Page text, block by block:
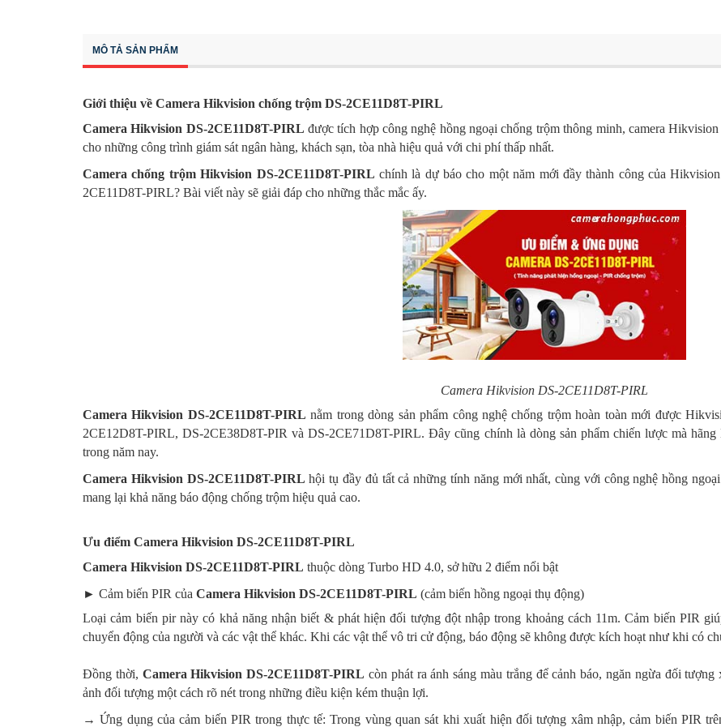
MÔ TẢ SẢN PHẨM
Giới thiệu về Camera Hikvision chống trộm DS-2CE11D8T-PIRL
Camera Hikvision DS-2CE11D8T-PIRL được tích hợp công nghệ hồng ngoại chống trộm thông minh, camera
cho những công trình giám sát ngân hàng, khách sạn, tòa nhà hiệu quả với chi phí thấp nhất.
Camera chống trộm Hikvision DS-2CE11D8T-PIRL chính là dự báo cho một năm mới đầy thành công của
2CE11D8T-PIRL? Bài viết này sẽ giải đáp cho những thắc mắc ấy.
Camera Hikvision DS-2CE11D8T-PIRL
Camera Hikvision DS-2CE11D8T-PIRL nằm trong dòng sản phẩm công nghệ chống trộm hoàn toàn mới được
2CE12D8T-PIRL, DS-2CE38D8T-PIR và DS-2CE71D8T-PIRL. Đây cũng chính là dòng sản phẩm chiến lược mà
trong năm nay.
Camera Hikvision DS-2CE11D8T-PIRL hội tụ đầy đủ tất cả những tính năng mới nhất, cùng với công nghệ hồng
mang lại khả năng báo động chống trộm hiệu quả cao.
Ưu điểm Camera Hikvision DS-2CE11D8T-PIRL
Camera Hikvision DS-2CE11D8T-PIRL thuộc dòng Turbo HD 4.0, sở hữu 2 điểm nổi bật
► Cảm biến PIR của Camera Hikvision DS-2CE11D8T-PIRL (cảm biến hồng ngoại thụ động)
Loại cảm biến pir này có khả năng nhận biết & phát hiện đối tượng đột nhập trong khoảng cách 11m. Cảm biến PIR
chuyển động của người và các vật thể khác. Khi các vật thể vô tri cử động, báo động sẽ không được kích hoạt như khi có
Đồng thời, Camera Hikvision DS-2CE11D8T-PIRL còn phát ra ánh sáng màu trắng để cảnh báo, ngăn ngừa đối
ảnh đối tượng một cách rõ nét trong những điều kiện kém thuận lợi.
→ Ứng dụng của cảm biến PIR trong thực tế: Trong vùng quan sát khi xuất hiện đối tượng xâm nhập, cảm biến PIR